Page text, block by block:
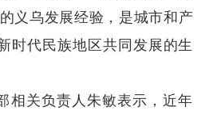
义乌发展经验，是城市和产
时代民族地区共同发展的生
相关负责人朱敏表示，近年